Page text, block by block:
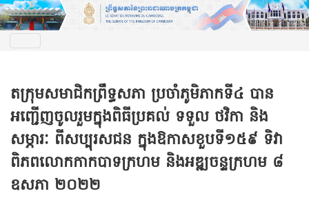
តក្រុមសមាជិកព្រឹទ្ធសភា ប្រចាំភូមិភាកទី៤ បាន
អញ្ជើញចូលរួមក្នុងពិធីប្រគល់ ទទួល ថវិកា និង
សម្ភារៈ ពីសប្បុរសជន ក្នុងឱកាសខួបទី១៥៩ ទិវា
ពិភពលោកកាកបាទក្រហម និងអឌ្ឍចន្ទក្រហម ៨
ឧសភា ២០២២